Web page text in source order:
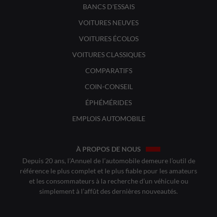
BANCS D'ESSAIS
VOITURES NEUVES
VOITURES ÉCOLOS
VOITURES CLASSIQUES
COMPARATIFS
COIN-CONSEIL
ÉPHÉMÉRIDES
EMPLOIS AUTOMOBILE
À PROPOS DE NOUS
Depuis 20 ans, l’Annuel de l’automobile demeure l’outil de
référence le plus complet et le plus fiable pour les amateurs
et les consommateurs à la recherche d’un véhicule ou
simplement à l’affût des dernières nouveautés.